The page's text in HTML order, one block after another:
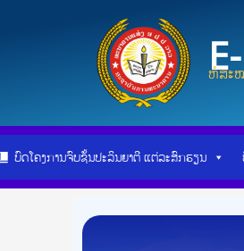
ຫໍສະ
ບົດໂຄງການຈົບຊັ້ນປະລິນຍາຕີ ແຕ່ລະສົກຮຽນ
navigation